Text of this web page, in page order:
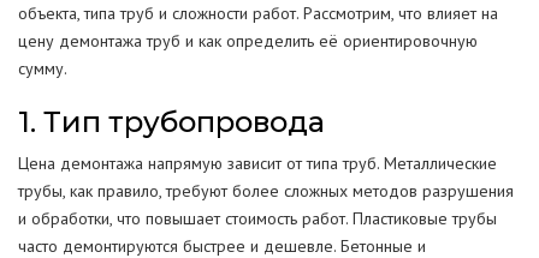
объекта, типа труб и сложности работ. Рассмотрим, что влияет на
цену демонтажа труб и как определить её ориентировочную
сумму.
1. Тип трубопровода
Цена демонтажа напрямую зависит от типа труб. Металлические
трубы, как правило, требуют более сложных методов разрушения
и обработки, что повышает стоимость работ. Пластиковые трубы
часто демонтируются быстрее и дешевле. Бетонные и